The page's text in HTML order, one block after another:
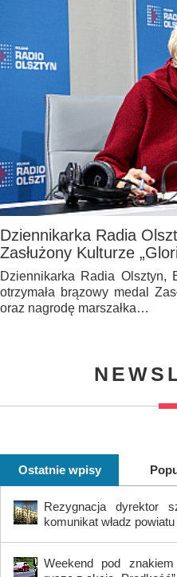
Dziennikarka Radia
Zasłużony Kulturze
Dziennikarka Radia Olsztyn,
otrzymała brązowy medal
oraz nagrodę marszałka…
Ostatnie wpisy
Rezygnacja dyrektor
komunikat władz powiatu
Weekend pod